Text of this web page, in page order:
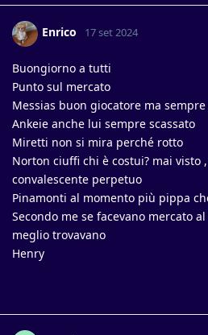
Enrico 17 set 2024
Buongiorno a tutti
Punto sul mercato
Messias buon giocatore ma
Ankeie anche lui sempre scassato
Miretti non si mira perché rotto
Norton ciuffi chi è costui? mai visto
convalescente perpetuo
Pinamonti al momento più pippa
Secondo me se facevano mercato
meglio trovavano
Henry